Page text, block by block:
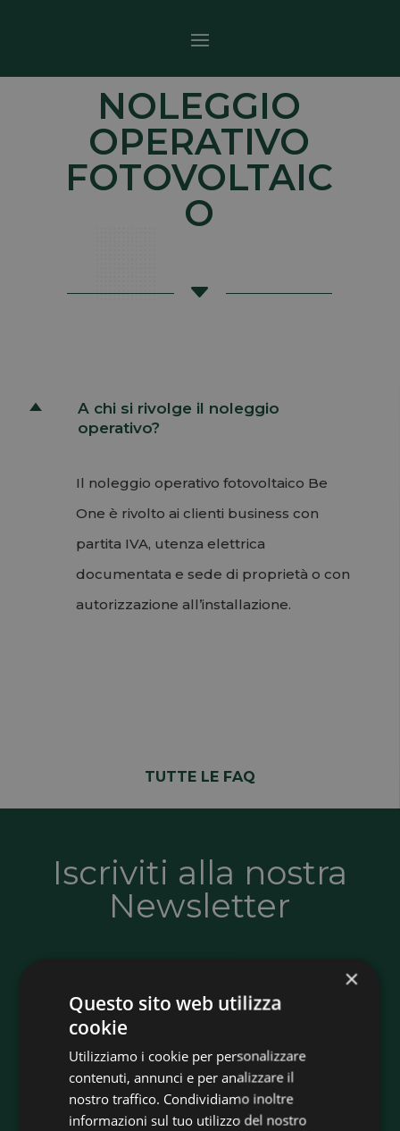
NOLEGGIO
OPERATIVO
FOTOVOLTAIC
O
C
D
A chi si rivolge il noleggio
operativo?
Il noleggio operativo fotovoltaico Be
One è rivolto ai clienti business con
partita IVA, utenza elettrica
documentata e sede di proprietà o con
autorizzazione all’installazione.
TUTTE LE FAQ
Iscriviti alla nostra
Newsletter
Resta sempre aggiornato su novità, offerte
e soluzioni per l’efficienza energetica. Ricevi
consigli utili, informazioni sugli incentivi e
rendere più sostenibile la tua casa o la tua
azienda.
×
Questo sito web utilizza
cookie
Utilizziamo i cookie per personalizzare
contenuti, annunci e per analizzare il
nostro traffico. Condividiamo inoltre
informazioni sul tuo utilizzo del nostro